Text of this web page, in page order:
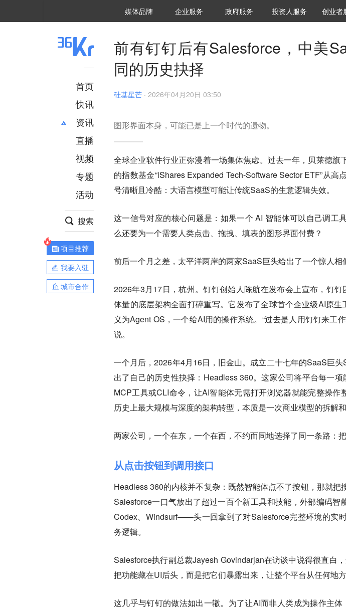
媒体品牌 36Kr研究院
企业服务 城市之窗
政府服务 VClub投资机构库
投资机构职位推介
投资人服务 创投氪
创业者
首页
快讯
资讯
推荐
财经
项目推荐
安徽
直播
视频
专题
活动
搜索
项目推荐
我要入驻
城市合作
前有钉钉后有Salesforce，中美
同的历史抉择
硅基星芒 · 2026年04月20日 03:50
图形界面本身，可能已是上一个时代的遗物。
全球企业软件行业正弥漫着一场集体焦虑。过去一年，贝莱德旗
的指数基金“iShares Expanded Tech-Software Sector ETF”从
号清晰且冷酷：大语言模型可能让传统SaaS的生意逻辑失效。
这一信号对应的核心问题是：如果一个 AI 智能体可以自己调工
么还要为一个需要人类点击、拖拽、填表的图形界面付费？
前后一个月之差，太平洋两岸的两家SaaS巨头给出了一个惊人相
2026年3月17日，杭州。钉钉创始人陈航在发布会上宣布，钉
体量的底层架构全面打碎重写。它发布了全球首个企业级AI原生
义为Agent OS，一个给AI用的操作系统。“过去是人用钉钉来工
说。
一个月后，2026年4月16日，旧金山。成立二十七年的SaaS巨
出了自己的历史性抉择：Headless 360。这家公司将平台每一项
MCP工具或CLI命令，让AI智能体无需打开浏览器就能完整操作
历史上最大规模与深度的架构转型，本质是一次商业模型的拆解和
两家公司，一个在东，一个在西，不约而同地选择了同一条路：
从点击按钮到调用接口
Headless 360的内核并不复杂：既然智能体点不了按钮，那就把
Salesforce一口气放出了超过一百个新工具和技能，外部编码
Codex、Windsurf——头一回拿到了对Salesforce完整环境的实
务逻辑。
Salesforce执行副总裁Jayesh Govindarjan在访谈中说得很直白
把功能藏在UI后头，而是把它们暴露出来，让整个平台从任何地
这几乎与钉钉的做法如出一辙。为了让AI而非人类成为操作主